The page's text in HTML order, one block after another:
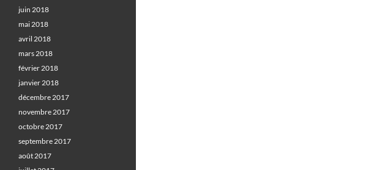
juin 2018
mai 2018
avril 2018
mars 2018
février 2018
janvier 2018
décembre 2017
novembre 2017
octobre 2017
septembre 2017
août 2017